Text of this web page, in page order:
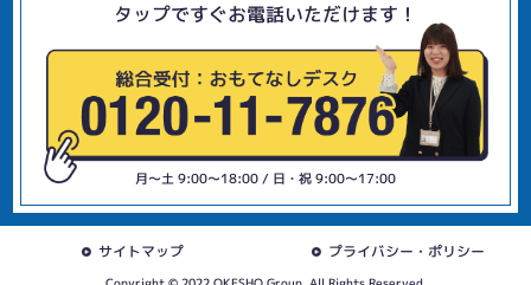
タップですぐお電話いただけます！
月〜土 9:00〜18:00 / 日・祝 9:00〜17:00
サイトマップ プライバシー・ポリシー